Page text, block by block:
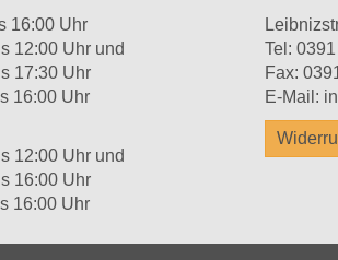
Uhr
Uhr und
Uhr
16:00 Uhr
Uhr und
Uhr
16:00 Uhr
Tel:
Fax:
E-Mail: